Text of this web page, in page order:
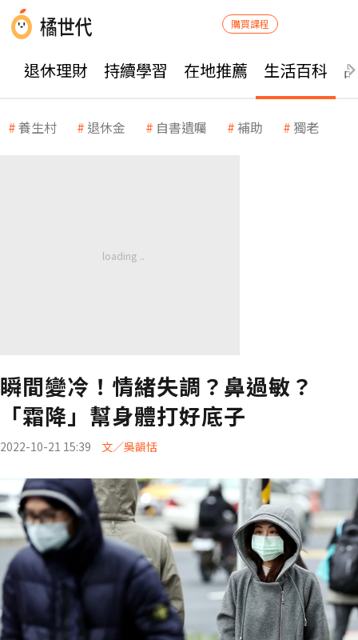
購買課程
退休理財 持續學習 在地推薦 生活百科
養生村 退休金 自書遺囑 補助 獨老
瞬間變冷！情緒失調？鼻過敏？
「霜降」幫身體打好底子
2022-10-21 15:39 文／吳韻恬